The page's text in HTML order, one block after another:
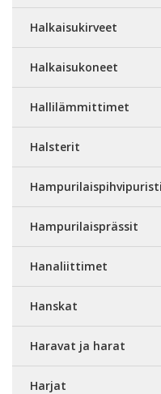
Halkaisukirveet
Halkaisukoneet
Hallilämmittimet
Halsterit
Hampurilaisprässit
Hanaliittimet
Hanskat
Haravat ja harat
Harjat